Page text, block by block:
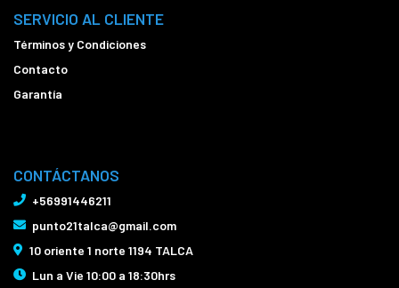
SERVICIO AL CLIENTE
Términos y Condiciones
Contacto
Garantía
CONTÁCTANOS
+56991446211
punto21talca@gmail.com
10 oriente 1 norte 1194 TALCA
Lun a Vie 10:00 a 18:30hrs